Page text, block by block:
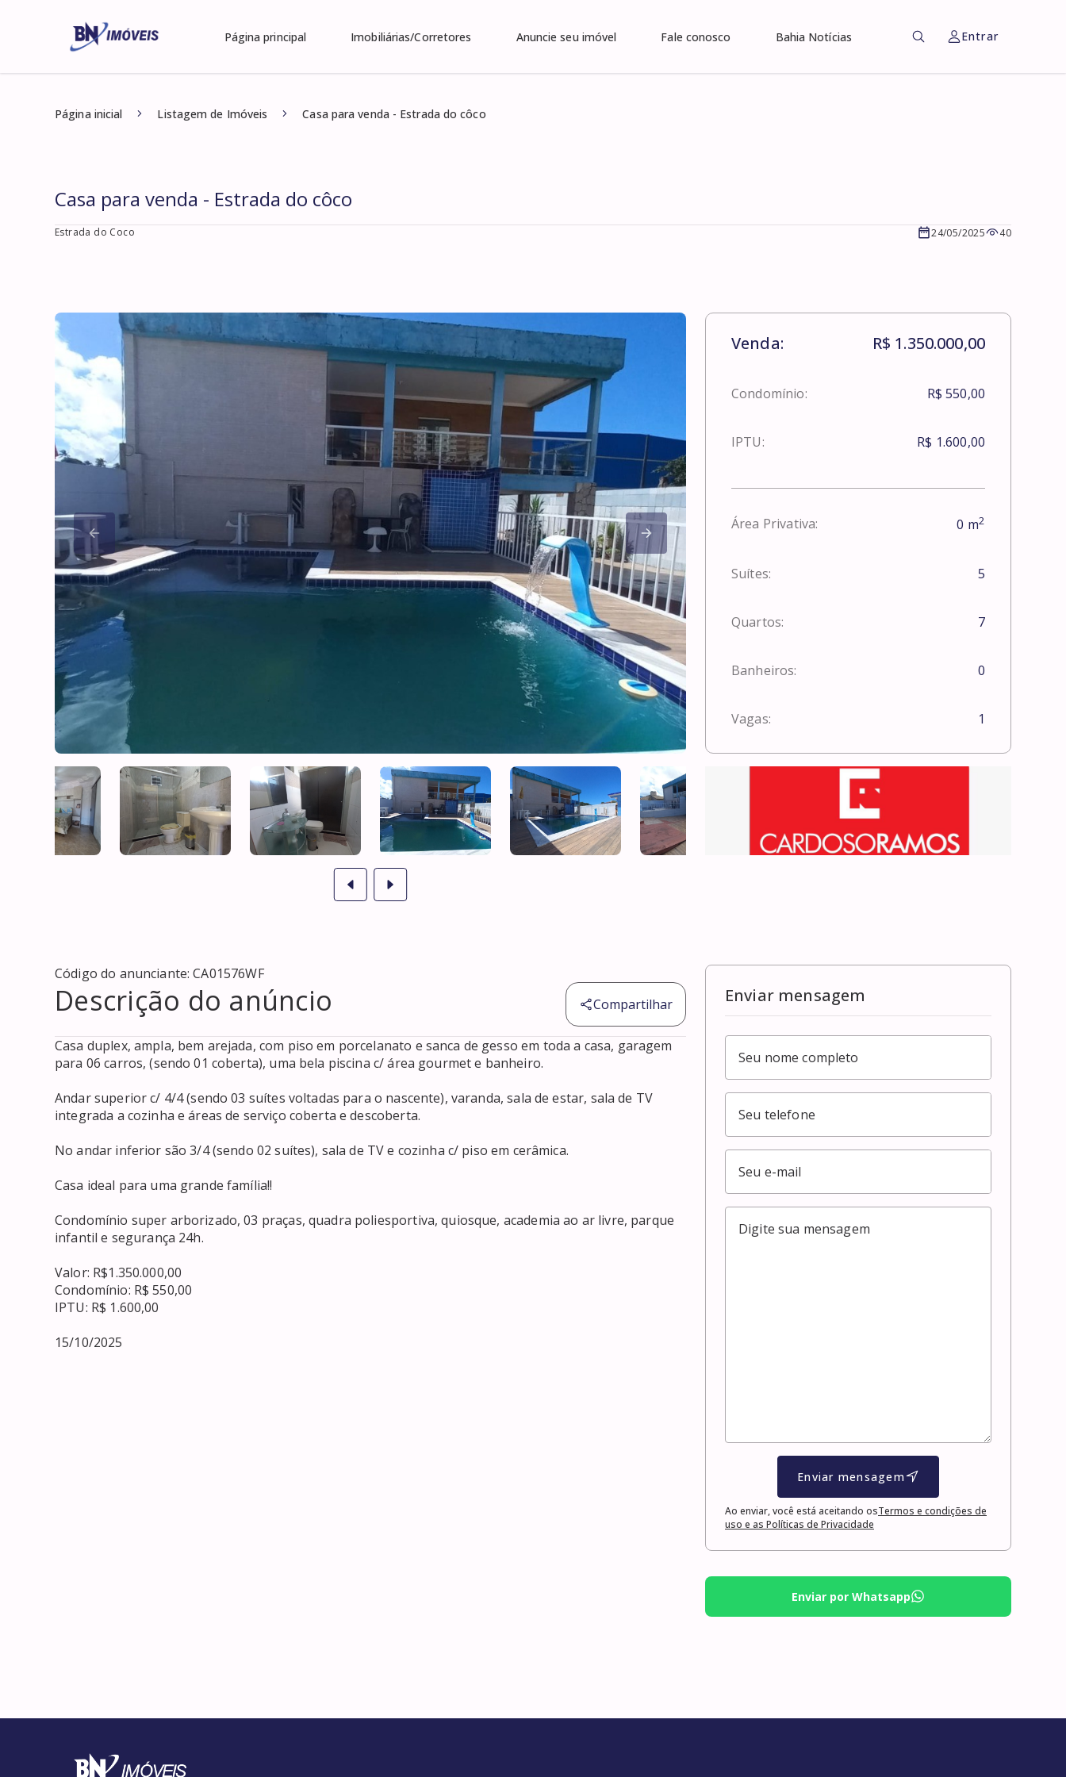
Página principal Imobiliárias/Corretores Anuncie seu imóvel Fale conosco Bahia Notícias Entrar
Página inicial Listagem de Imóveis Casa para venda - Estrada do côco
Casa para venda - Estrada do côco
Estrada do Coco 24/05/2025 40
Venda: R$ 1.350.000,00
Condomínio: R$ 550,00
IPTU: R$ 1.600,00
Área Privativa: 0 m2
Suítes: 5
Quartos: 7
Banheiros: 0
Vagas: 1
Código do anunciante:CA01576WF
Descrição do anúncio Compartilhar
Casa duplex, ampla, bem arejada, com piso em porcelanato e sanca de gesso em toda a casa, garagem
para 06 carros, (sendo 01 coberta), uma bela piscina c/ área gourmet e banheiro.
Andar superior c/ 4/4 (sendo 03 suítes voltadas para o nascente), varanda, sala de estar, sala de TV
integrada a cozinha e áreas de serviço coberta e descoberta.
No andar inferior são 3/4 (sendo 02 suítes), sala de TV e cozinha c/ piso em cerâmica.
Casa ideal para uma grande família!!
Condomínio super arborizado, 03 praças, quadra poliesportiva, quiosque, academia ao ar livre, parque
infantil e segurança 24h.
Valor: R$1.350.000,00
Condomínio: R$ 550,00
IPTU: R$ 1.600,00
15/10/2025
Enviar mensagem
Enviar mensagem
Ao enviar, você está aceitando osTermos e condições de
uso e as Políticas de Privacidade
Enviar por Whatsapp